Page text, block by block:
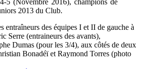
2013 du Club.
entraîneurs des équipes I et II de gauche à
Serre (entraineurs des avants),
Dumas (pour les 3/4), aux côtés de deux
Bonadéï et Raymond Torres (photo